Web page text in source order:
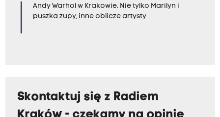
Andy Warhol w Krakowie. Nie tylko Marilyn i
puszka zupy, inne oblicze artysty
Skontaktuj się z Radiem